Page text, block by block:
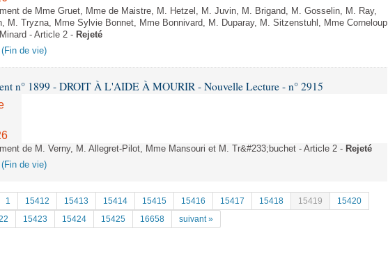
de Mme Gruet, Mme de Maistre, M. Hetzel, M. Juvin, M. Brigand, M. Gosselin, M. Ray,
M. Tryzna, Mme Sylvie Bonnet, Mme Bonnivard, M. Duparay, M. Sitzenstuhl, Mme Corneloup
- Article 2 - Rejeté
de vie)
n° 1899 - DROIT À L'AIDE À MOURIR - Nouvelle Lecture - n° 2915
de M. Verny, M. Allegret-Pilot, Mme Mansouri et M. Tr&#233;buchet - Article 2 - Rejeté
de vie)
1 15412 15413 15414 15415 15416 15417 15418 15419
15420
15423 15424 15425 16658 suivant »